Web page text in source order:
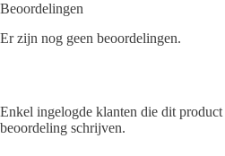
Beoordelingen
Er zijn nog geen beoordelingen.
Enkel ingelogde klanten die dit
beoordeling schrijven.